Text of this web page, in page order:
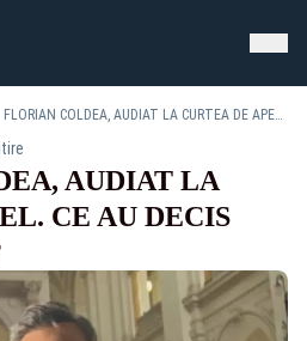
FLORIAN COLDEA, AUDIAT LA CURTEA DE APEL. CE AU DECIS MAGISTRAȚII?
AUDIAT LA
CE AU DECIS